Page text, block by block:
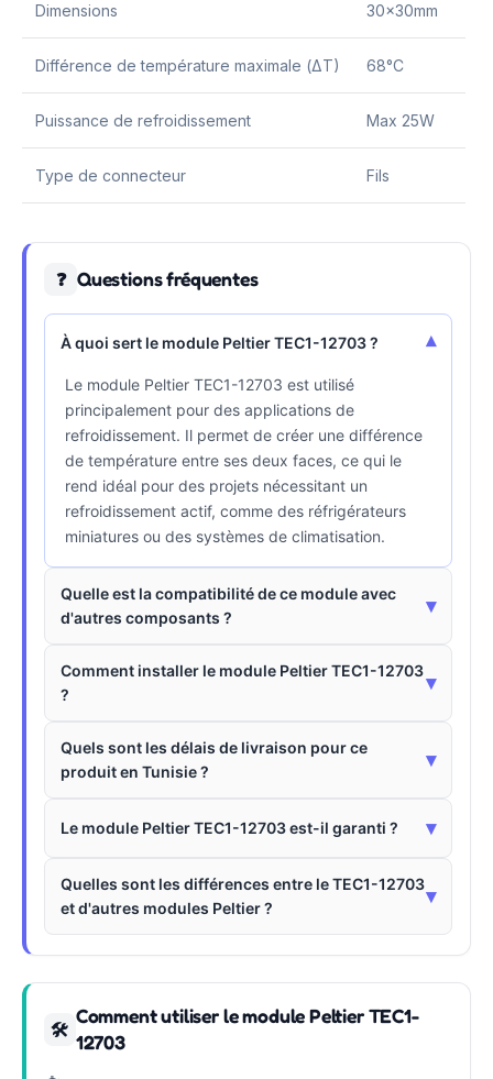
Dimensions 30x30mm
Différence de température maximale (ΔT) 68°C
Puissance de refroidissement Max 25W
Type de connecteur Fils
❓ Questions fréquentes
À quoi sert le module Peltier TEC1-12703 ? ▾
Le module Peltier TEC1-12703 est utilisé
principalement pour des applications de
refroidissement. Il permet de créer une différence
de température entre ses deux faces, ce qui le
rend idéal pour des projets nécessitant un
refroidissement actif, comme des réfrigérateurs
miniatures ou des systèmes de climatisation.
Quelle est la compatibilité de ce module avec
d'autres composants ?
▾
Comment installer le module Peltier TEC1-12703
?
▾
Quels sont les délais de livraison pour ce
produit en Tunisie ?
▾
Le module Peltier TEC1-12703 est-il garanti ? ▾
Quelles sont les différences entre le TEC1-12703
et d'autres modules Peltier ?
▾
🛠
Comment utiliser le module Peltier TEC1-
12703